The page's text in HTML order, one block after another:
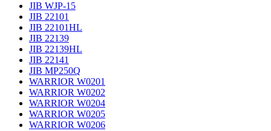
JIB WJP-15
JIB 22101
JIB 22101HL
JIB 22139
JIB 22139HL
JIB 22141
JIB MP250Q
WARRIOR W0201
WARRIOR W0202
WARRIOR W0204
WARRIOR W0205
WARRIOR W0206